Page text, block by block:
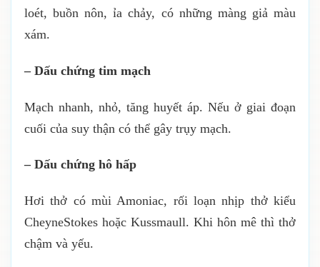
loét, buồn nôn, ỉa chảy, có những màng giả màu
xám.
– Dấu chứng tim mạch
Mạch nhanh, nhỏ, tăng huyết áp. Nếu ở giai đoạn
cuối của suy thận có thể gây trụy mạch.
– Dấu chứng hô hấp
Hơi thở có mùi Amoniac, rối loạn nhịp thở kiểu
CheyneStokes hoặc Kussmaull. Khi hôn mê thì thở
chậm và yếu.